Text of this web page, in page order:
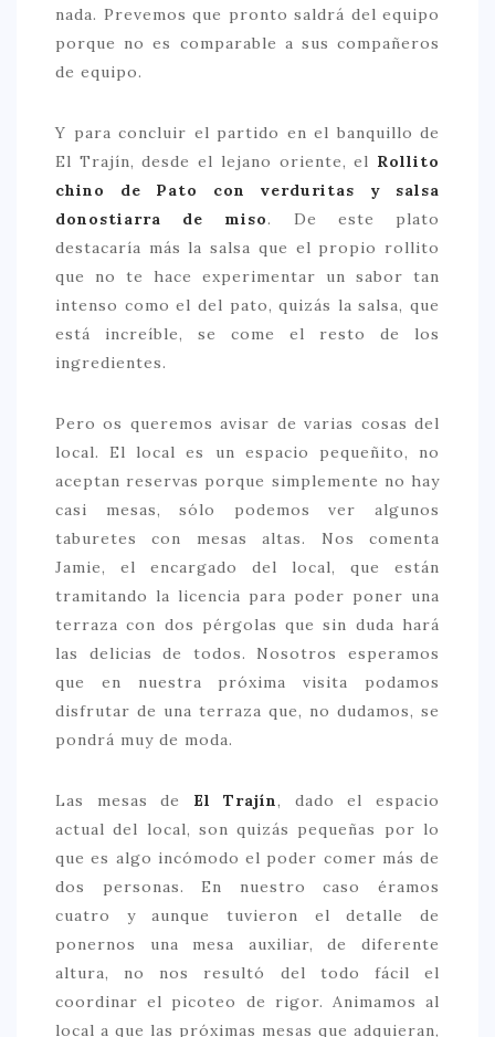
nada. Prevemos que pronto saldrá del equipo
porque no es comparable a sus compañeros
de equipo.
Y para concluir el partido en el banquillo de
El Trajín, desde el lejano oriente, el Rollito
chino de Pato con verduritas y salsa
donostiarra de miso. De este plato
destacaría más la salsa que el propio rollito
que no te hace experimentar un sabor tan
intenso como el del pato, quizás la salsa, que
está increíble, se come el resto de los
ingredientes.
Pero os queremos avisar de varias cosas del
local. El local es un espacio pequeñito, no
aceptan reservas porque simplemente no hay
casi mesas, sólo podemos ver algunos
taburetes con mesas altas. Nos comenta
Jamie, el encargado del local, que están
tramitando la licencia para poder poner una
terraza con dos pérgolas que sin duda hará
las delicias de todos. Nosotros esperamos
que en nuestra próxima visita podamos
disfrutar de una terraza que, no dudamos, se
pondrá muy de moda.
Las mesas de El Trajín, dado el espacio
actual del local, son quizás pequeñas por lo
que es algo incómodo el poder comer más de
dos personas. En nuestro caso éramos
cuatro y aunque tuvieron el detalle de
ponernos una mesa auxiliar, de diferente
altura, no nos resultó del todo fácil el
coordinar el picoteo de rigor. Animamos al
local a que las próximas mesas que adquieran,